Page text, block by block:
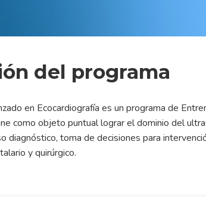
del programa
en Ecocardiografía es un programa de
como objeto puntual lograr el dominio del
diagnóstico, toma de decisiones para
y quirúrgico.